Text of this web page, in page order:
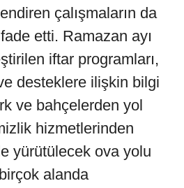
çalışmaların da
etti. Ramazan ayı
iftar programları,
desteklere ilişkin bilgi
ve bahçelerden yol
hizmetlerinden
yürütülecek ova yolu
alanda